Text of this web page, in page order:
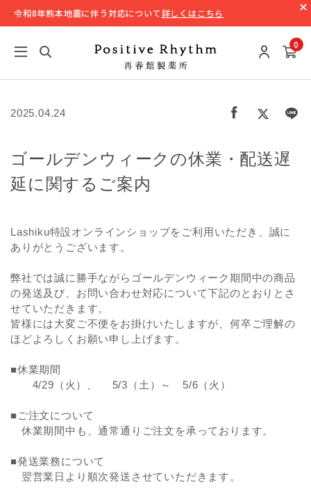
令和8年熊本地震に伴う対応について詳しくはこちら
0
2025.04.24
ゴールデンウィークの休業・配送遅
延に関するご案内
Lashiku特設オンラインショップをご利用いただき、誠に
ありがとうございます。
弊社では誠に勝手ながらゴールデンウィーク期間中の商品
の発送及び、お問い合わせ対応について下記のとおりとさ
せていただきます。
皆様には大変ご不便をお掛けいたしますが、何卒ご理解の
ほどよろしくお願い申し上げます。
■休業期間
4/29（火）、 5/3（土）～ 5/6（火）
■ご注文について
休業期間中も、通常通りご注文を承っております。
■発送業務について
翌営業日より順次発送させていただきます。